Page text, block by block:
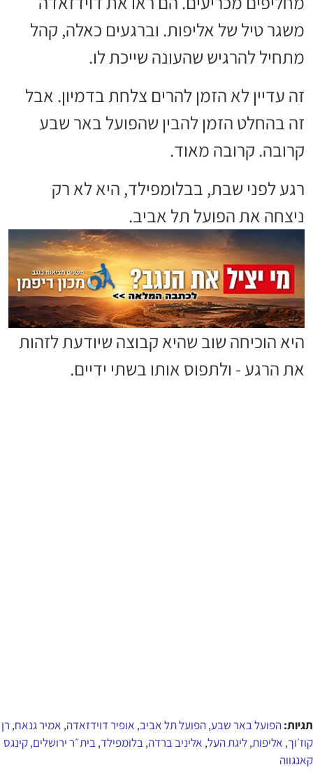
משגר טיל של אליפות. וברגעים כאלה, קהל
מתחיל להרגיש שהעונה שייכת לו.
זה עדיין לא הזמן להרים צלחת בדמיון. אבל
זה בהחלט הזמן להבין שהפועל באר שבע
קרובה. קרובה מאוד.
רגע לפני שבת, בבלומפילד, היא לא רק
ניצחה את הפועל תל אביב.
היא הוכיחה שוב שהיא קבוצה שיודעת לזהות
את הרגע - ולתפוס אותו בשתי ידיים.
תגיות:הפועל באר שבע,הפועל תל אביב, אופיר דוידזאדה, אמיר גנאח, רן
קוז׳וך, אליפות,ליגת העל, אליניב ברדה,בלומפילד,בית״ר ירושלים,קינגס
קאנגווה